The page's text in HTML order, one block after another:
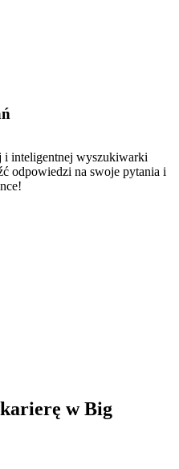
i inteligentnej wyszukiwarki
odpowiedzi na swoje pytania i
w Big